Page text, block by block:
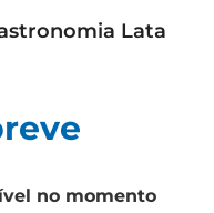
Lata
no momento